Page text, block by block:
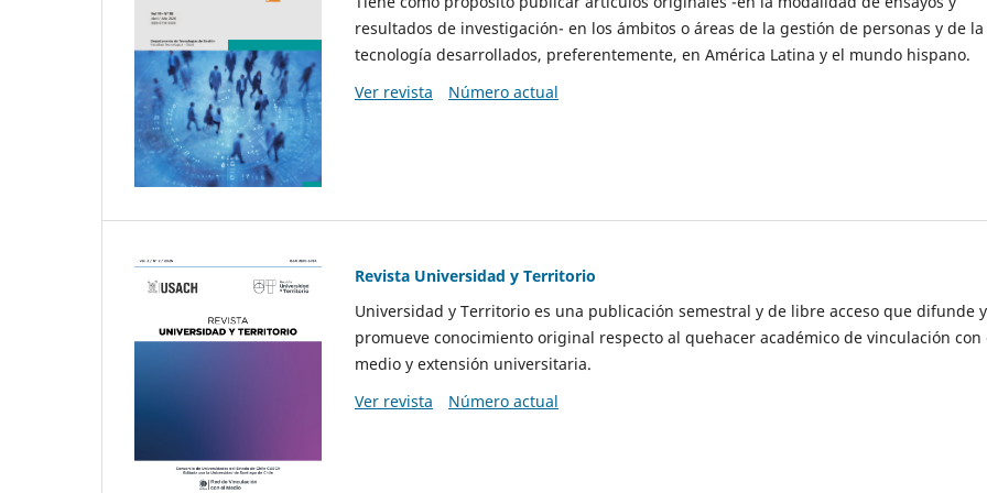
resultados de investigación- en los ámbitos o áreas de la gestión de personas y de la
tecnología desarrollados, preferentemente, en América Latina y el mundo hispano.
Ver revista
Número actual
Revista Universidad y Territorio
Universidad y Territorio es una publicación semestral y de libre acceso que difunde y
promueve conocimiento original respecto al quehacer académico de vinculación con
medio y extensión universitaria.
Ver revista
Número actual